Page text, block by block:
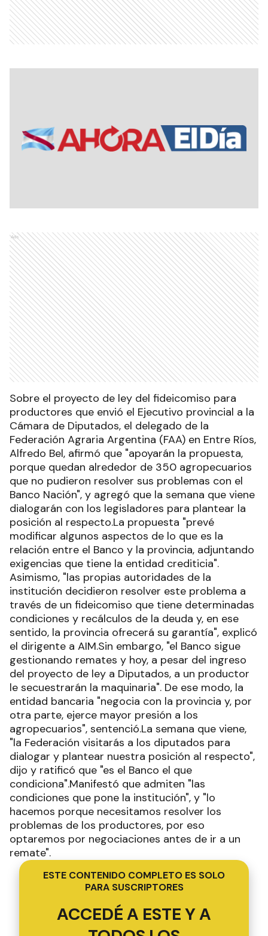
Ads
Sobre el proyecto de ley del fideicomiso para
productores que envió el Ejecutivo provincial a la
Cámara de Diputados, el delegado de la
Federación Agraria Argentina (FAA) en Entre Ríos,
Alfredo Bel, afirmó que "apoyarán la propuesta,
porque quedan alrededor de 350 agropecuarios
que no pudieron resolver sus problemas con el
Banco Nación", y agregó que la semana que viene
dialogarán con los legisladores para plantear la
posición al respecto.La propuesta "prevé
modificar algunos aspectos de lo que es la
relación entre el Banco y la provincia, adjuntando
exigencias que tiene la entidad crediticia".
Asimismo, "las propias autoridades de la
institución decidieron resolver este problema a
través de un fideicomiso que tiene determinadas
condiciones y recálculos de la deuda y, en ese
sentido, la provincia ofrecerá su garantía", explicó
el dirigente a AIM.Sin embargo, "el Banco sigue
gestionando remates y hoy, a pesar del ingreso
del proyecto de ley a Diputados, a un productor
le secuestrarán la maquinaria". De ese modo, la
entidad bancaria "negocia con la provincia y, por
otra parte, ejerce mayor presión a los
agropecuarios", sentenció.La semana que viene,
"la Federación visitarás a los diputados para
dialogar y plantear nuestra posición al respecto",
dijo y ratificó que "es el Banco el que
condiciona".Manifestó que admiten "las
condiciones que pone la institución", y "lo
hacemos porque necesitamos resolver los
problemas de los productores, por eso
optaremos por negociaciones antes de ir a un
remate".
ESTE CONTENIDO COMPLETO ES SOLO
PARA SUSCRIPTORES
ACCEDÉ A ESTE Y A